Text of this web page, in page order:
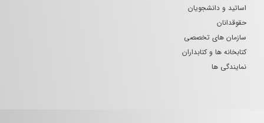
اساتید و دانشجویان
حقوقدانان
سازمان های تخصصی
کتابخانه ها و کتابداران
نمایندگی ها